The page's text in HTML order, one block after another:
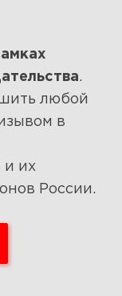
.
любой
в
и их
России.